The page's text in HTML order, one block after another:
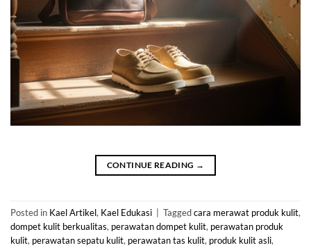
CONTINUE READING →
Posted in Kael Artikel, Kael Edukasi Taggedcara merawat produk kulit,
dompet kulit berkualitas, perawatan dompet kulit, perawatan produk
kulit, perawatan sepatu kulit, perawatan tas kulit, produk kulit asli,